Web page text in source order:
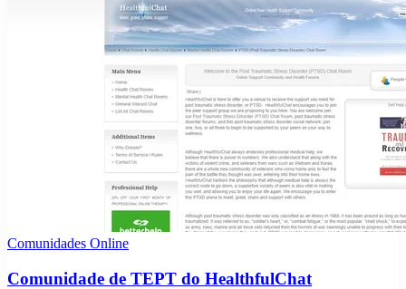
Comunidades Online
Comunidade de TEPT do HealthfulChat